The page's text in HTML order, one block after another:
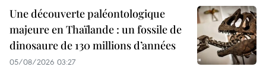
Une découverte paléontologique
majeure en Thaïlande : un fossile de
dinosaure de 130 millions d’années
05/08/2026 03:27